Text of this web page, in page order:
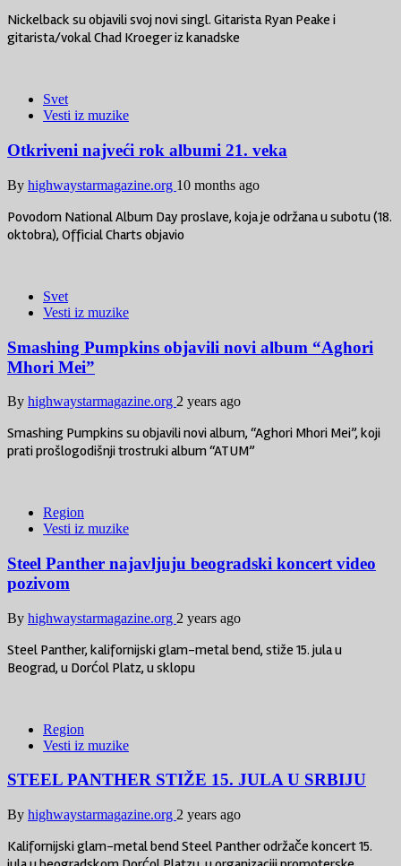
Nickelback su objavili svoj novi singl. Gitarista Ryan Peake i
gitarista/vokal Chad Kroeger iz kanadske
Svet
Vesti iz muzike
Otkriveni najveći rok albumi 21. veka
By highwaystarmagazine.org 10 months ago
Povodom National Album Day proslave, koja je održana u subotu (18.
oktobra), Official Charts objavio
Svet
Vesti iz muzike
Smashing Pumpkins objavili novi album “Aghori
Mhori Mei”
By highwaystarmagazine.org 2 years ago
Smashing Pumpkins su objavili novi album, “Aghori Mhori Mei”, koji
prati prošlogodišnji trostruki album “ATUM”
Region
Vesti iz muzike
Steel Panther najavljuju beogradski koncert video
pozivom
By highwaystarmagazine.org 2 years ago
Steel Panther, kalifornijski glam-metal bend, stiže 15. jula u
Beograd, u Dorćol Platz, u sklopu
Region
Vesti iz muzike
STEEL PANTHER STIŽE 15. JULA U SRBIJU
By highwaystarmagazine.org 2 years ago
Kalifornijski glam-metal bend Steel Panther održače koncert 15.